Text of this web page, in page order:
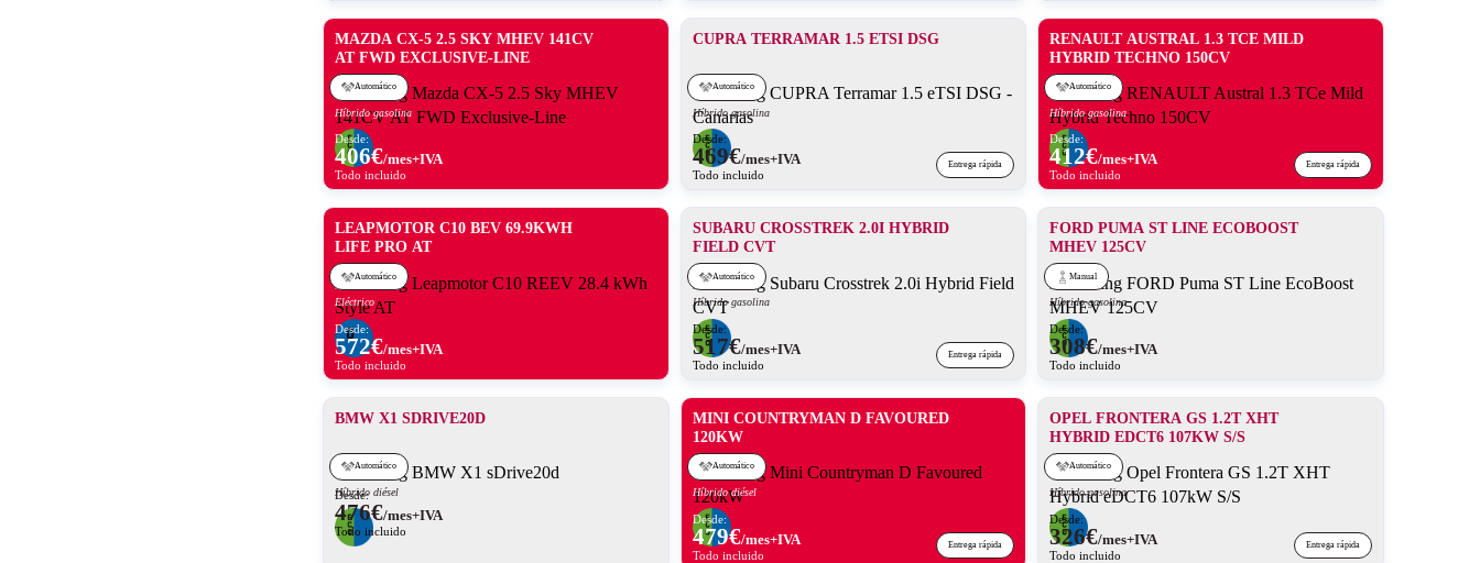
MAZDA CX-5 2.5 SKY MHEV 141CV
AT FWD EXCLUSIVE-LINE
Automático
Híbrido gasolina
Desde:
406€/mes+IVA
Todo incluido
CUPRA TERRAMAR 1.5 ETSI DSG
Automático
Híbrido gasolina
Desde:
469€/mes+IVA
Todo incluido
Entrega rápida
RENAULT AUSTRAL 1.3 TCE MILD
HYBRID TECHNO 150CV
Automático
Híbrido gasolina
Desde:
412€/mes+IVA
Todo incluido
Entrega rápida
LEAPMOTOR C10 BEV 69.9KWH
LIFE PRO AT
Automático
Eléctrico
Desde:
572€/mes+IVA
Todo incluido
SUBARU CROSSTREK 2.0I HYBRID
FIELD CVT
Automático
Híbrido gasolina
Desde:
517€/mes+IVA
Todo incluido
Entrega rápida
FORD PUMA ST LINE ECOBOOST
MHEV 125CV
Manual
Híbrido gasolina
Desde:
308€/mes+IVA
Todo incluido
BMW X1 SDRIVE20D
Automático
Híbrido diésel
Desde:
476€/mes+IVA
Todo incluido
MINI COUNTRYMAN D FAVOURED
120KW
Automático
Híbrido diésel
Desde:
479€/mes+IVA
Todo incluido
Entrega rápida
OPEL FRONTERA GS 1.2T XHT
HYBRID EDCT6 107KW S/S
Automático
Híbrido gasolina
Desde:
326€/mes+IVA
Todo incluido
Entrega rápida